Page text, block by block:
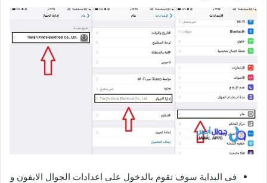
فى البداية سوف تقوم بالدخول على اعدادات الجوال الايفون و